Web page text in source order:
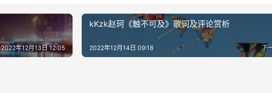
2022年12月13日 12:05
kKzk赵珂《触不可及》歌词及评论赏析
下
2022年12月14日 09:18